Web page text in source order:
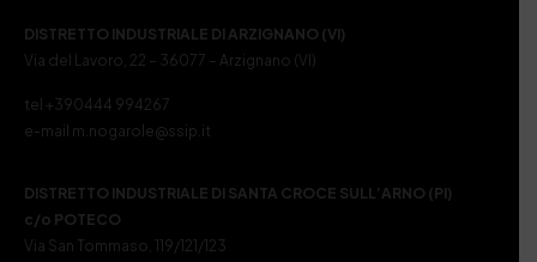
DISTRETTO INDUSTRIALE DI ARZIGNANO (VI)
Via del Lavoro, 22 – 36077 – Arzignano (VI)
tel +390444 994267
e-mail m.nogarole@ssip.it
DISTRETTO INDUSTRIALE DI SANTA CROCE SULL’ARNO (PI)
c/o POTECO
Via San Tommaso, 119/121/123